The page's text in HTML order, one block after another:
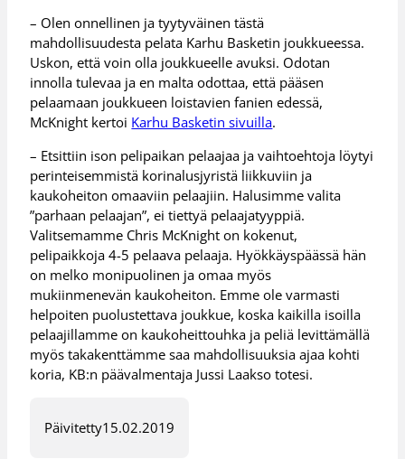
– Olen onnellinen ja tyytyväinen tästä
mahdollisuudesta pelata Karhu Basketin joukkueessa.
Uskon, että voin olla joukkueelle avuksi. Odotan
innolla tulevaa ja en malta odottaa, että pääsen
pelaamaan joukkueen loistavien fanien edessä,
McKnight kertoi Karhu Basketin sivuilla.
– Etsittiin ison pelipaikan pelaajaa ja vaihtoehtoja löytyi
perinteisemmistä korinalusjyristä liikkuviin ja
kaukoheiton omaaviin pelaajiin. Halusimme valita
”parhaan pelaajan”, ei tiettyä pelaajatyyppiä.
Valitsemamme Chris McKnight on kokenut,
pelipaikkoja 4-5 pelaava pelaaja. Hyökkäyspäässä hän
on melko monipuolinen ja omaa myös
mukiinmenevän kaukoheiton. Emme ole varmasti
helpoiten puolustettava joukkue, koska kaikilla isoilla
pelaajillamme on kaukoheittouhka ja peliä levittämällä
myös takakenttämme saa mahdollisuuksia ajaa kohti
koria, KB:n päävalmentaja Jussi Laakso totesi.
Päivitetty15.02.2019